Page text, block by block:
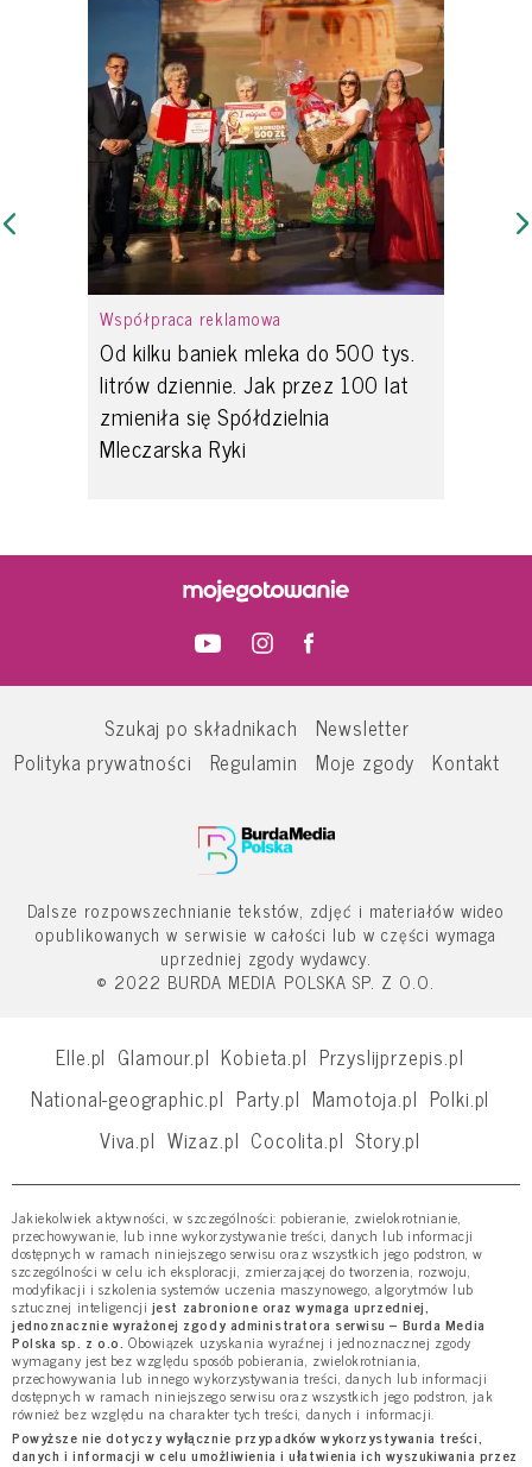
Współpraca reklamowa
Od kilku baniek mleka do 500 tys.
litrów dziennie. Jak przez 100 lat
zmieniła się Spółdzielnia
Mleczarska Ryki
Szukaj po składnikach
Newsletter
Polityka prywatności
Regulamin Moje zgody Kontakt
Dalsze rozpowszechnianie tekstów, zdjęć i materiałów wideo
opublikowanych w serwisie w całości lub w części wymaga
uprzedniej zgody wydawcy.
© 2022 BURDA MEDIA POLSKA SP. Z O.O.
Elle.pl Glamour.pl Kobieta.pl Przyslijprzepis.pl
National-geographic.pl Party.pl Mamotoja.pl Polki.pl
Viva.pl Wizaz.pl Cocolita.pl Story.pl
Jakiekolwiek aktywności, w szczególności: pobieranie, zwielokrotnianie,
przechowywanie, lub inne wykorzystywanie treści, danych lub informacji
dostępnych w ramach niniejszego serwisu oraz wszystkich jego podstron, w
szczególności w celu ich eksploracji, zmierzającej do tworzenia, rozwoju,
modyfikacji i szkolenia systemów uczenia maszynowego, algorytmów lub
sztucznej inteligencji jest zabronione oraz wymaga uprzedniej,
jednoznacznie wyrażonej zgody administratora serwisu – Burda Media
Polska sp. z o.o. Obowiązek uzyskania wyraźnej i jednoznacznej zgody
wymagany jest bez względu sposób pobierania, zwielokrotniania,
przechowywania lub innego wykorzystywania treści, danych lub informacji
dostępnych w ramach niniejszego serwisu oraz wszystkich jego podstron, jak
również bez względu na charakter tych treści, danych i informacji.
Powyższe nie dotyczy wyłącznie przypadków wykorzystywania treści,
danych i informacji w celu umożliwienia i ułatwienia ich wyszukiwania przez